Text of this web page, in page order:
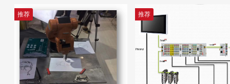
推荐 推荐